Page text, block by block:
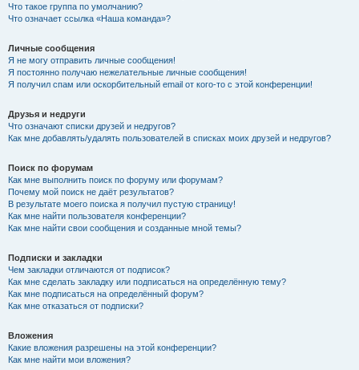
Что такое группа по умолчанию?
Что означает ссылка «Наша команда»?
Личные сообщения
Я не могу отправить личные сообщения!
Я постоянно получаю нежелательные личные сообщения!
Я получил спам или оскорбительный email от кого-то с этой конференции!
Друзья и недруги
Что означают списки друзей и недругов?
Как мне добавлять/удалять пользователей в списках моих друзей и недругов?
Поиск по форумам
Как мне выполнить поиск по форуму или форумам?
Почему мой поиск не даёт результатов?
В результате моего поиска я получил пустую страницу!
Как мне найти пользователя конференции?
Как мне найти свои сообщения и созданные мной темы?
Подписки и закладки
Чем закладки отличаются от подписок?
Как мне сделать закладку или подписаться на определённую тему?
Как мне подписаться на определённый форум?
Как мне отказаться от подписки?
Вложения
Какие вложения разрешены на этой конференции?
Как мне найти мои вложения?